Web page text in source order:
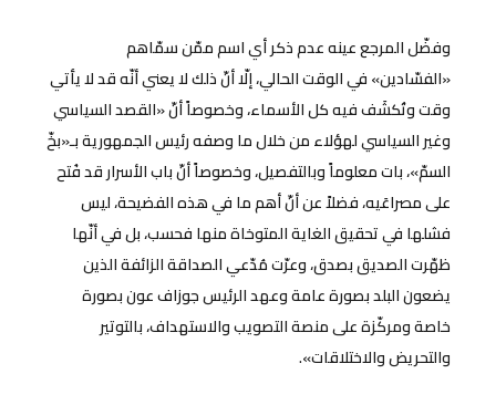
وفضّل المرجع عينه عدم ذكر أي اسم ممّن سمّاهم
«الفسّادين» في الوقت الحالي، إلّا أنّ ذلك لا يعني أنّه قد لا يأتي
وقت وتُكشَف فيه كل الأسماء، وخصوصاً أنّ «القصد السياسي
وغير السياسي لهؤلاء من خلال ما وصفه رئيس الجمهورية بـ«بخّ
السمّ»، بات معلوماً وبالتفصيل، وخصوصاً أنّ باب الأسرار قد فُتح
على مصراعَيه، فضلاً عن أنّ أهم ما في هذه الفضيحة، ليس
فشلها في تحقيق الغاية المتوخاة منها فحسب، بل في أنّها
ظهّرت الصديق بصدق، وعرّت مُدّعي الصداقة الزائفة الذين
يضعون البلد بصورة عامة وعهد الرئيس جوزاف عون بصورة
خاصة ومركّزة على منصة التصويب والاستهداف، بالتوتير
والتحريض والاختلاقات».